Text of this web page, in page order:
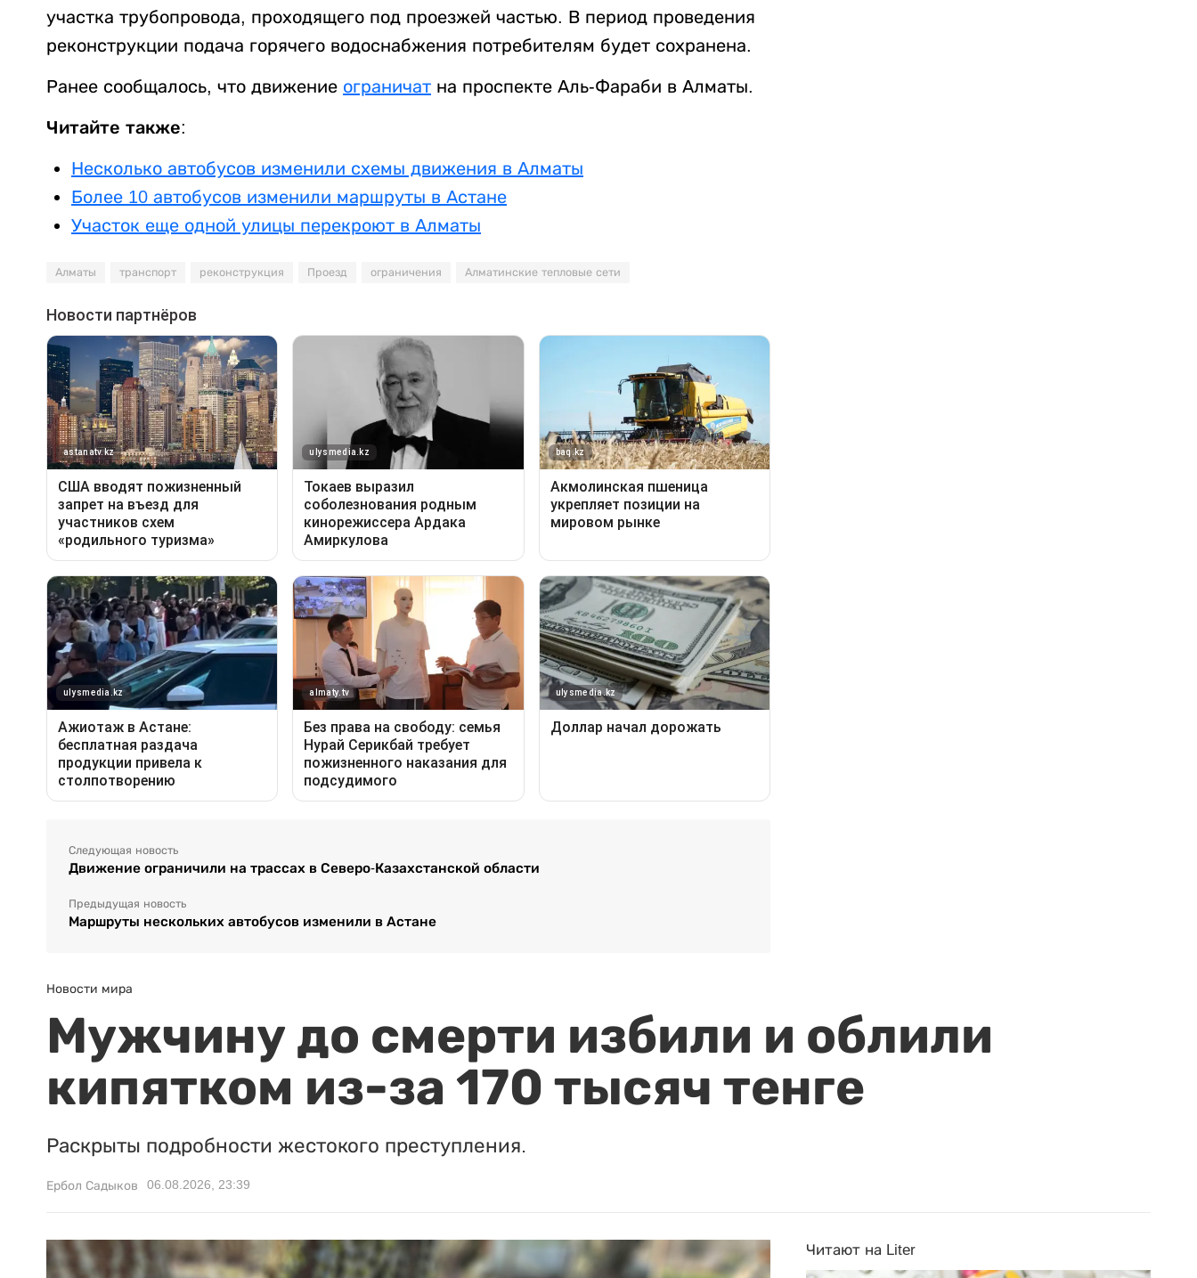
участка трубопровода, проходящего под проезжей частью. В период проведения
реконструкции подача горячего водоснабжения потребителям будет сохранена.
Ранее сообщалось, что движение ограничат на проспекте Аль-Фараби в Алматы.
Читайте также:
Несколько автобусов изменили схемы движения в Алматы
Более 10 автобусов изменили маршруты в Астане
Участок еще одной улицы перекроют в Алматы
Алматы транспорт реконструкция Проезд ограничения Алматинские тепловые сети
Следующая новость
Движение ограничили на трассах в Северо-Казахстанской области
Предыдущая новость
Маршруты нескольких автобусов изменили в Астане
Новости мира
Мужчину до смерти избили и облили
кипятком из-за 170 тысяч тенге
Раскрыты подробности жестокого преступления.
Ербол Садыков 06.08.2026, 23:39
Читают на Liter